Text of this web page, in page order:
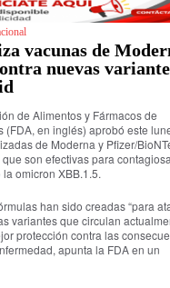
vacunas de
nuevas
de Alimentos y Fármacos de
(FDA, en inglés) aprobó este
de Moderna y Pfizer/
son efectivas para
omicron XBB.1.5.
han sido creadas “para
variantes que circulan
protección contra las
apunta la FDA en un